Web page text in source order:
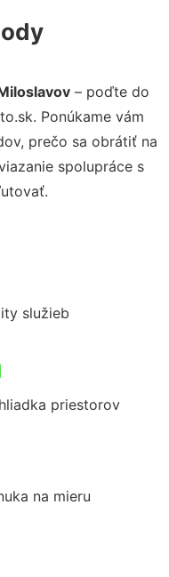
– poďte do
Ponúkame vám
prečo sa obrátiť na
spolupráce s
služieb
priestorov
na mieru